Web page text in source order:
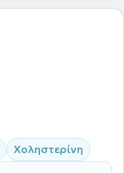
Χοληστερίνη